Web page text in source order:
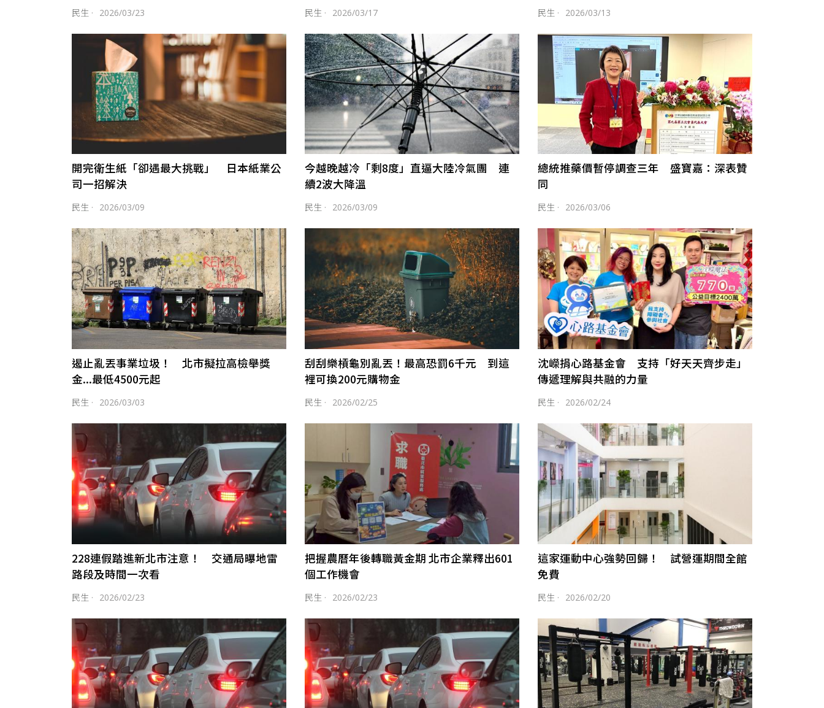
民生 · 2026/03/23 民生 · 2026/03/17 民生 · 2026/03/13
開完衛生紙「卻遇最大挑戰」 日本紙業公
司一招解決
民生 · 2026/03/09
今越晚越冷「剩8度」直逼大陸冷氣團 連
續2波大降溫
民生 · 2026/03/09
總統推藥價暫停調查三年 盛寶嘉：深表贊
同
民生 · 2026/03/06
遏止亂丟事業垃圾！ 北市擬拉高檢舉獎
金...最低4500元起
民生 · 2026/03/03
刮刮樂槓龜別亂丟！最高恐罰6千元 到這
裡可換200元購物金
民生 · 2026/02/25
沈嶸捐心路基金會 支持「好天天齊步走」
傳遞理解與共融的力量
民生 · 2026/02/24
228連假踏進新北市注意！ 交通局曝地雷
路段及時間一次看
民生 · 2026/02/23
把握農曆年後轉職黃金期 北市企業釋出601
個工作機會
民生 · 2026/02/23
這家運動中心強勢回歸！ 試營運期間全館
免費
民生 · 2026/02/20